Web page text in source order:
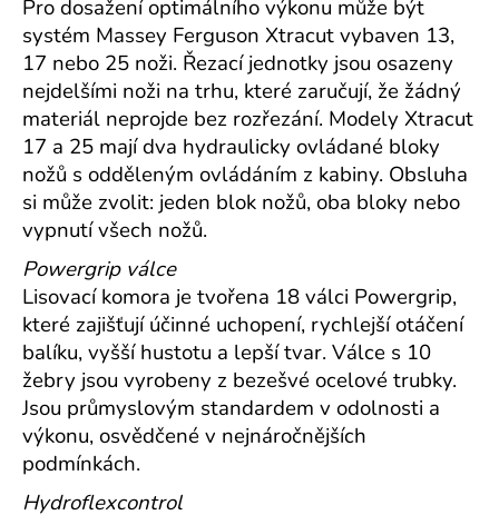
Pro dosažení optimálního výkonu může být
systém Massey Ferguson Xtracut vybaven 13,
17 nebo 25 noži. Řezací jednotky jsou osazeny
nejdelšími noži na trhu, které zaručují, že žádný
materiál neprojde bez rozřezání. Modely Xtracut
17 a 25 mají dva hydraulicky ovládané bloky
nožů s odděleným ovládáním z kabiny. Obsluha
si může zvolit: jeden blok nožů, oba bloky nebo
vypnutí všech nožů.
Powergrip válce
Lisovací komora je tvořena 18 válci Powergrip,
které zajišťují účinné uchopení, rychlejší otáčení
balíku, vyšší hustotu a lepší tvar. Válce s 10
žebry jsou vyrobeny z bezešvé ocelové trubky.
Jsou průmyslovým standardem v odolnosti a
výkonu, osvědčené v nejnáročnějších
podmínkách.
Hydroflexcontrol